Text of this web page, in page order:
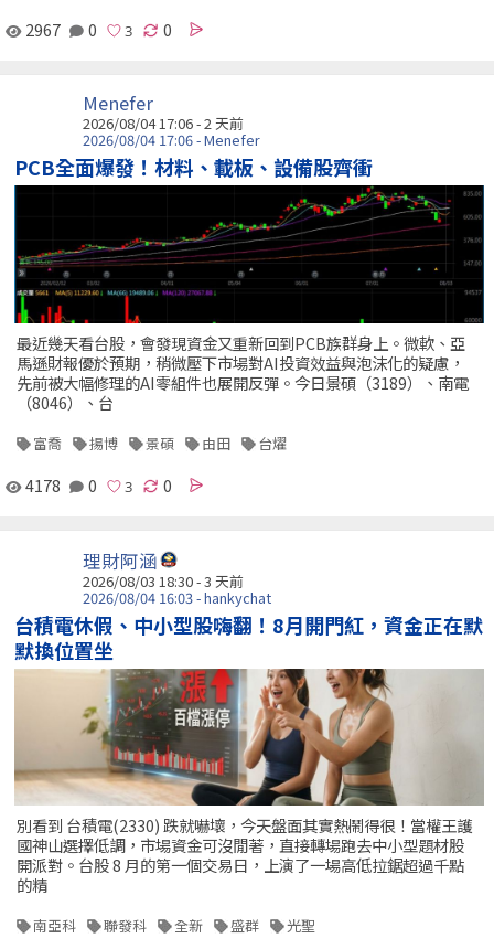
2967 0 0
Menefer
2026/08/04 17:06 - 2 天前
2026/08/04 17:06 - Menefer
PCB全面爆發！材料、載板、設備股齊衝
最近幾天看台股，會發現資金又重新回到PCB族群身上。微軟、亞
馬遜財報優於預期，稍微壓下市場對AI投資效益與泡沫化的疑慮，
先前被大幅修理的AI零組件也展開反彈。今日景碩（3189）、南電
（8046）、台
富喬 揚博 景碩 由田 台燿
4178 0 0
理財阿涵
2026/08/03 18:30 - 3 天前
2026/08/04 16:03 - hankychat
台積電休假、中小型股嗨翻！8月開門紅，資金正在默
默換位置坐
別看到 台積電(2330) 跌就嚇壞，今天盤面其實熱鬧得很！當權王護
國神山選擇低調，市場資金可沒閒著，直接轉場跑去中小型題材股
開派對。台股 8 月的第一個交易日，上演了一場高低拉鋸超過千點
的精
南亞科 聯發科 全新 盛群 光聖